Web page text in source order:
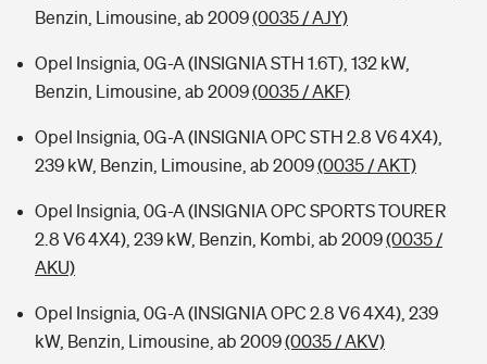
Benzin, Limousine, ab 2009(0035 / AJY)
Opel Insignia, 0G-A (INSIGNIA STH 1.6T), 132 kW,
Benzin, Limousine, ab 2009(0035 / AKF)
Opel Insignia, 0G-A (INSIGNIA OPC STH 2.8 V6 4X4),
239 kW, Benzin, Limousine, ab 2009(0035 / AKT)
Opel Insignia, 0G-A (INSIGNIA OPC SPORTS TOURER
2.8 V6 4X4), 239 kW, Benzin, Kombi, ab 2009(0035 /
AKU)
Opel Insignia, 0G-A (INSIGNIA OPC 2.8 V6 4X4), 239
kW, Benzin, Limousine, ab 2009(0035 / AKV)